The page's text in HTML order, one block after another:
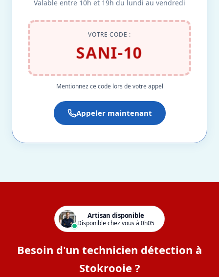
Valable entre 10h et 19h du lundi au vendredi
VOTRE CODE :
SANI-10
Mentionnez ce code lors de votre appel
Appeler maintenant
Artisan disponible
Disponible chez vous à 0h05
Besoin d'un technicien détection à
Stokrooie ?